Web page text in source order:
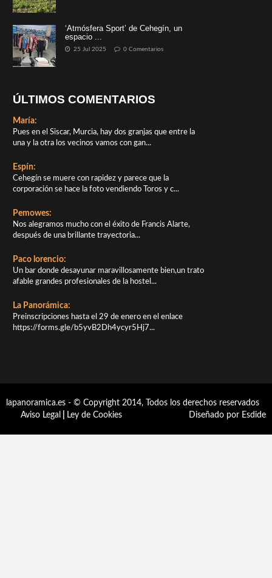
‘Atmósfera Sport’ de Cehegín, un
espacio ...
25 Jul 2025 0 Comentarios
ÚLTIMOS COMENTARIOS
María:
Pues en el Siscar, Murcia, hay dos granjas que entre la
una y la otra los vecinos vamos con gan...
Espín:
Cehegín se muere con rapidez y parece que la
corporación se hace la foto vendiendo Toros y c...
Pemowes:
Nos alegramos mucho con el éxito de Francis Alarte,
después de una brillante trayectoria...
Paco lorencio:
Un bar donde desayunar maravillosamente bien,un trato
afable grandes profesionales de la hostel...
La Panorámica:
Preinscripciones hasta el 29 de enero en el enlace
https://forms.gle/b5yvB2Dh4ycyr5Hj7...
lapanoramica.es - © Copyright 2014, Todos los derechos reservados
Aviso Legal
Ley de Cookies Diseñado por Esdide